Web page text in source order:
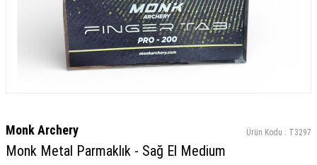
Monk Archery Ürün Kodu : T3297
Monk Metal Parmaklık - Sağ El Medium